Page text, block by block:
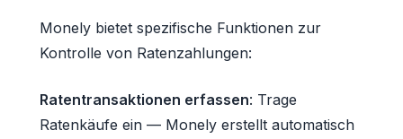
Monely bietet spezifische Funktionen zur
Kontrolle von Ratenzahlungen:
Ratentransaktionen erfassen: Trage
Ratenkäufe ein — Monely erstellt automatisch